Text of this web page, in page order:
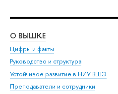
О ВЫШКЕ
Цифры и факты
Руководство и структура
Устойчивое развитие в НИУ ВШЭ
Преподаватели и сотрудники